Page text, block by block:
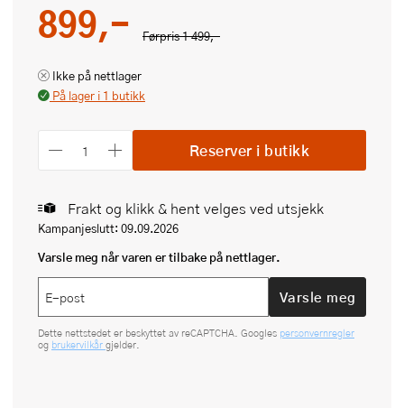
Førpris1 499,-
899,-
Ikke på nettlager
På lager i 1 butikk
Reserver i butikk
Frakt og klikk & hent velges ved utsjekk
Kampanjeslutt: 09.09.2026
Varsle meg når varen er tilbake på nettlager.
Varsle meg
Dette nettstedet er beskyttet av reCAPTCHA. Googles personvernregler
og brukervilkår gjelder.